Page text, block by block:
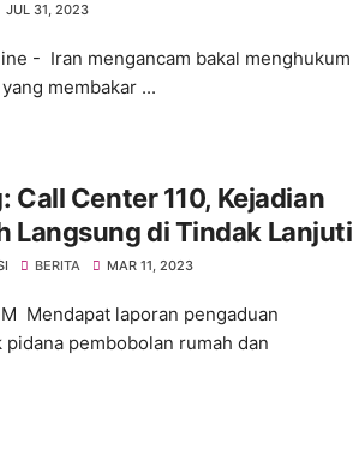
JUL 31, 2023
- Iran mengancam bakal menghukum
membakar ...
Call Center 110, Kejadian
Langsung di Tindak Lanjuti
BERITA MAR 11, 2023
Mendapat laporan pengaduan
pembobolan rumah dan